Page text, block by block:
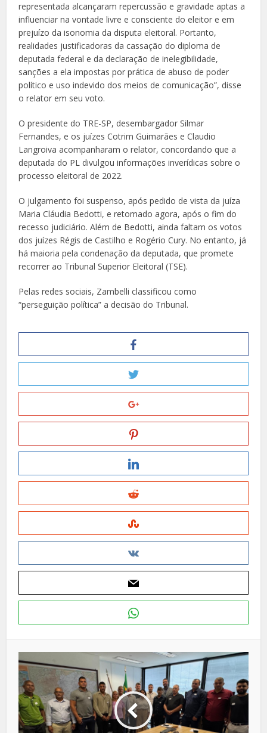
representada alcançaram repercussão e gravidade aptas a
influenciar na vontade livre e consciente do eleitor e em
prejuízo da isonomia da disputa eleitoral. Portanto,
realidades justificadoras da cassação do diploma de
deputada federal e da declaração de inelegibilidade,
sanções a ela impostas por prática de abuso de poder
político e uso indevido dos meios de comunicação”, disse
o relator em seu voto.
O presidente do TRE-SP, desembargador Silmar
Fernandes, e os juízes Cotrim Guimarães e Claudio
Langroiva acompanharam o relator, concordando que a
deputada do PL divulgou informações inverídicas sobre o
processo eleitoral de 2022.
O julgamento foi suspenso, após pedido de vista da juíza
Maria Cláudia Bedotti, e retomado agora, após o fim do
recesso judiciário. Além de Bedotti, ainda faltam os votos
dos juízes Régis de Castilho e Rogério Cury. No entanto, já
há maioria pela condenação da deputada, que promete
recorrer ao Tribunal Superior Eleitoral (TSE).
Pelas redes sociais, Zambelli classificou como
“perseguição política” a decisão do Tribunal.